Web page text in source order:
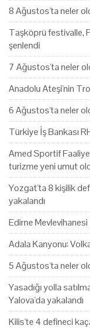
8 Ağustos'ta neler
Taşköprü festivalle,
şenlendi
7 Ağustos'ta neler
Anadolu Ateşi'nin
6 Ağustos'ta neler
Türkiye İş Bankası
Amed Sportif
turizme yeni umut
Yozgat'ta 8 kişilik
yakalandı
Edirne
Adala Kanyonu:
5 Ağustos'ta neler
Yasadığı yolla
Yalova'da yakalandı
Kilis'te 4 defineci